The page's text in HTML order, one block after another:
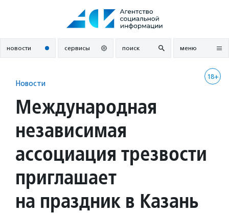
новости сервисы поиск меню
18+
Новости
Международная
независимая
ассоциация трезвости
приглашает
на праздник в Казань